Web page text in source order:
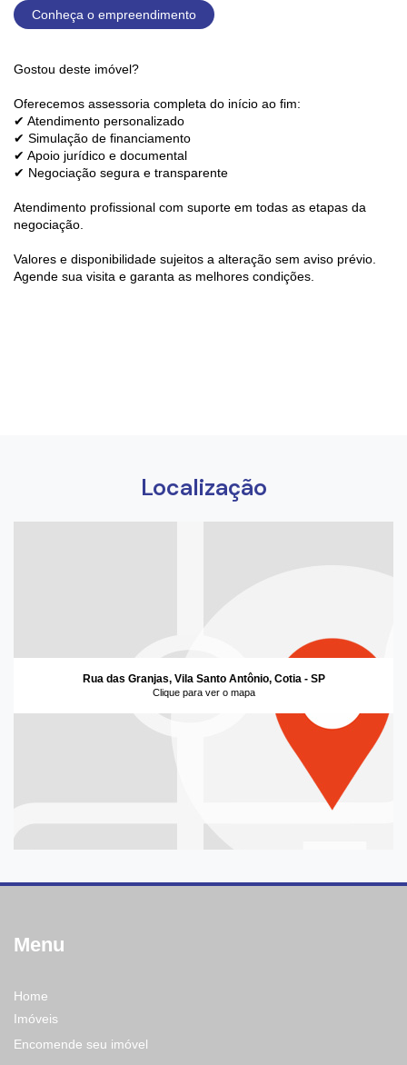
Conheça o empreendimento
Gostou deste imóvel?
Oferecemos assessoria completa do início ao fim:
✔ Atendimento personalizado
✔ Simulação de financiamento
✔ Apoio jurídico e documental
✔ Negociação segura e transparente
Atendimento profissional com suporte em todas as etapas da
negociação.
Valores e disponibilidade sujeitos a alteração sem aviso prévio.
Agende sua visita e garanta as melhores condições.
Localização
Rua das Granjas, Vila Santo Antônio, Cotia - SP
Clique para ver o mapa
Menu
Home
Imóveis
Encomende seu imóvel